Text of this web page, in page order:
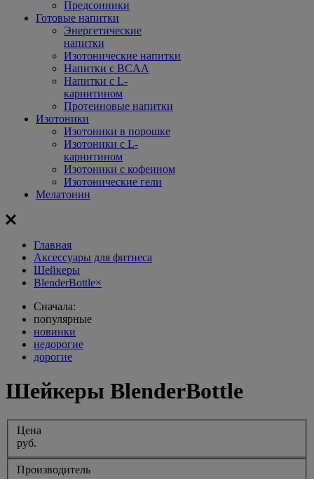
Предсонники
Готовые напитки
Энергетические
напитки
Изотонические напитки
Напитки с BCAA
Напитки с L-
карнитином
Протеиновые напитки
Изотоники
Изотоники в порошке
Изотоники с L-
карнитином
Изотоники с кофеином
Изотонические гели
Мелатонин
Главная
Aксессуары для фитнеса
Шейкеры
BlenderBottle×
Сначала:
популярные
новинки
недорогие
дорогие
Шейкеры BlenderBottle
Цена
руб.
Производитель